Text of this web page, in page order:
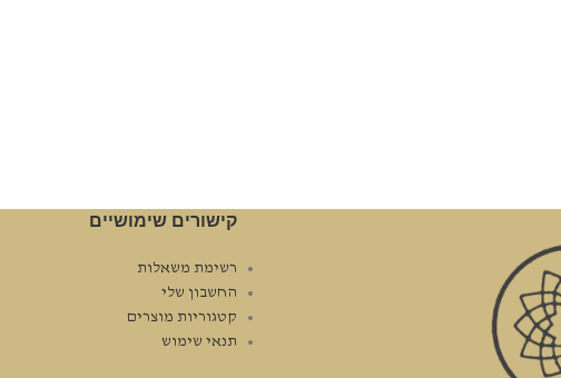
קישורים שימושיים
רשימת משאלות
החשבון שלי
קטגוריות מוצרים
תנאי שימוש